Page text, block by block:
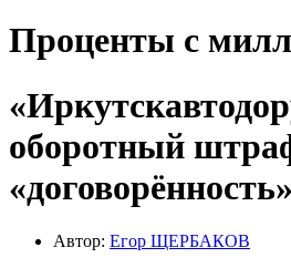
Проценты с
оборотный
Автор: Егор ЩЕРБАКОВ